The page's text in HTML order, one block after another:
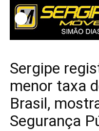
Sergipe
menor taxa
Brasil,
Segurança